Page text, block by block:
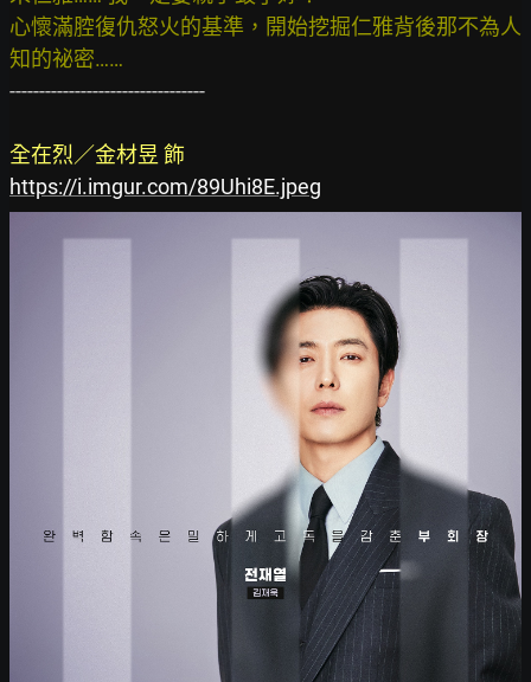
心懷滿腔復仇怒火的基準，開始挖掘仁雅背後那不為人
知的祕密……
---------------------------------
全在烈／金材昱 飾
https://i.imgur.com/89Uhi8E.jpeg